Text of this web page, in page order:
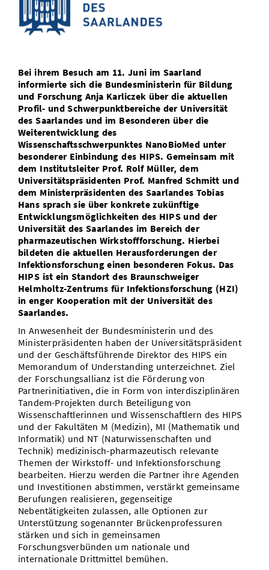
Vom Studium in den Beruf
Study Scheduler
Bibliothek
Open Science/Open Access
Start-ups
IT-Themenabend
Ranking
Preise, Auszeichnungen und Förderungen
SIC Merchandise
SIC Podcast
Anfahrt
Termine, Vorträge und Veranstaltungen
Alumni
Bei ihrem Besuch am 11. Juni im Saarland
informierte sich die Bundesministerin für Bildung
und Forschung Anja Karliczek über die aktuellen
Profil- und Schwerpunktbereiche der Universität
des Saarlandes und im Besonderen über die
Weiterentwicklung des
Wissenschaftsschwerpunktes NanoBioMed unter
besonderer Einbindung des HIPS. Gemeinsam mit
dem Institutsleiter Prof. Rolf Müller, dem
Universitätspräsidenten Prof. Manfred Schmitt und
dem Ministerpräsidenten des Saarlandes Tobias
Hans sprach sie über konkrete zukünftige
Entwicklungsmöglichkeiten des HIPS und der
Universität des Saarlandes im Bereich der
pharmazeutischen Wirkstoffforschung. Hierbei
bildeten die aktuellen Herausforderungen der
Infektionsforschung einen besonderen Fokus. Das
HIPS ist ein Standort des Braunschweiger
Helmholtz-Zentrums für Infektionsforschung (HZI)
in enger Kooperation mit der Universität des
Saarlandes.
In Anwesenheit der Bundesministerin und des
Ministerpräsidenten haben der Universitätspräsident
und der Geschäftsführende Direktor des HIPS ein
Memorandum of Understanding unterzeichnet. Ziel
der Forschungsallianz ist die Förderung von
Partnerinitiativen, die in Form von interdisziplinären
Tandem-Projekten durch Beteiligung von
Wissenschaftlerinnen und Wissenschaftlern des HIPS
und der Fakultäten M (Medizin), MI (Mathematik und
Informatik) und NT (Naturwissenschaften und
Technik) medizinisch-pharmazeutisch relevante
Themen der Wirkstoff- und Infektionsforschung
bearbeiten. Hierzu werden die Partner ihre Agenden
und Investitionen abstimmen, verstärkt gemeinsame
Berufungen realisieren, gegenseitige
Nebentätigkeiten zulassen, alle Optionen zur
Unterstützung sogenannter Brückenprofessuren
stärken und sich in gemeinsamen
Forschungsverbünden um nationale und
internationale Drittmittel bemühen.